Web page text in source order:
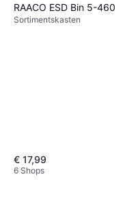
RAACO ESD Bin 5-460
Sortimentskasten
€ 17,99
6 Shops